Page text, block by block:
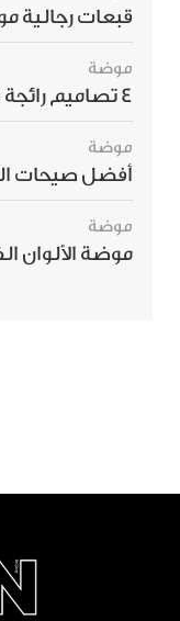
موضة
موضة
أفضل صيحات
موضة